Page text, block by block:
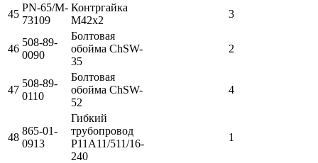
45
PN-65/M-
73109
Контргайка
М42х2
3
46
508-89-
0090
Болтовая
обойма ChSW-
35
2
47
508-89-
0110
Болтовая
обойма ChSW-
52
4
48
865-01-
0913
Гибкий
трубопровод
Р11А11/511/16-
240
1